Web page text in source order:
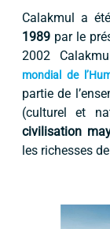
Calakmul a
1989par le
2002
mondial de
partie de
(culturel et
civilisation
les richesses